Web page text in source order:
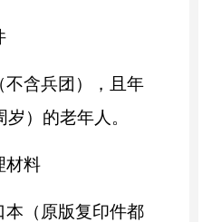
含兵团），且年
）的老年人。
材料
本（原版复印件都